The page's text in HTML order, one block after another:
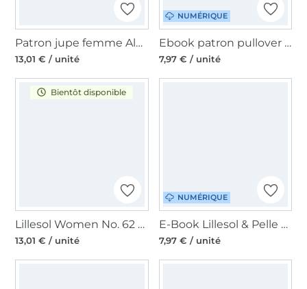
Patron jupe femme Alba Nr. 66 Lillesol & Pelle, en allemand
13,01 € / unité
NUMÉRIQUE
Ebook patron pullover et robe sans manches femme Tira Lillesol & Pelle, en allemand
7,97 € / unité
Bientôt disponible
Lillesol Women No. 62 Tapered Hose Paula Patron en papier, en allemand
13,01 € / unité
NUMÉRIQUE
E-Book Lillesol & Pelle Jersey Blouseshirt Femme, en allemand
7,97 € / unité